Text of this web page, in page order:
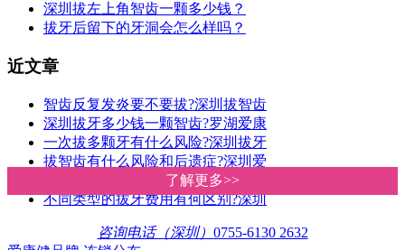
了解更多>>
了解更多>>
深圳拔左上角智齿一颗多少钱？
拔牙后留下的牙洞会怎么样吗？
近文章
智齿反复发炎要不要拔?深圳拔智齿
深圳拔牙多少钱一颗智齿?罗湖爱康
一次拔多颗牙有什么风险?深圳拔牙
拔智齿有什么风险和后遗症?深圳爱
深圳罗湖牙科诊所拔牙收费贵唔贵
不同类型的拔牙费用有何区别?深圳
咨询电话（深圳） 0755-6130 2632